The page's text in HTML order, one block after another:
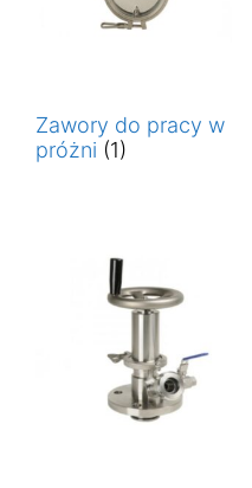
Zawory do pracy w
próżni (1)